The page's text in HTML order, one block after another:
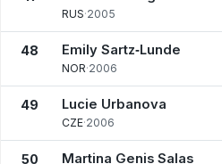
RUS·2005
48 Emily Sartz‑Lunde
NOR·2006
49 Lucie Urbanova
CZE·2006
50 Martina Genis Salas